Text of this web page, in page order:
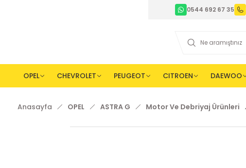
0544 692 67 35
OPEL CHEVROLET PEUGEOT CITROEN DAEWOO
Anasayfa OPEL ASTRA G Motor Ve Debriyaj Ürünleri